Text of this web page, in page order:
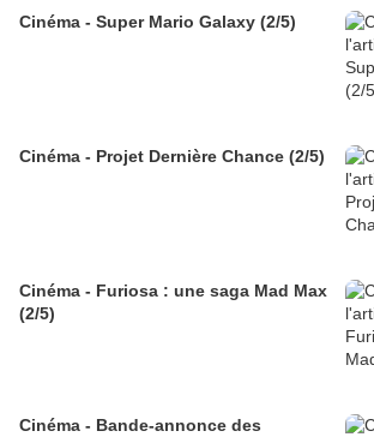
Cinéma - Super Mario Galaxy (2/5)
Cinéma - Projet Dernière Chance (2/5)
Cinéma - Furiosa : une saga Mad Max
(2/5)
Cinéma - Bande-annonce des